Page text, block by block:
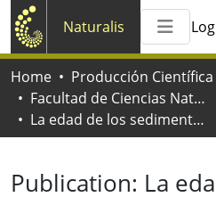
Naturalis
Home
Producción Científica
Facultad de Ciencias Naturales y Museo
La edad de los sedimentos terciarios del Valle de Punilla Provincia de Córdoba y la presencia de Eohyrax rusticus Ameghino en los mismos
Publication: La